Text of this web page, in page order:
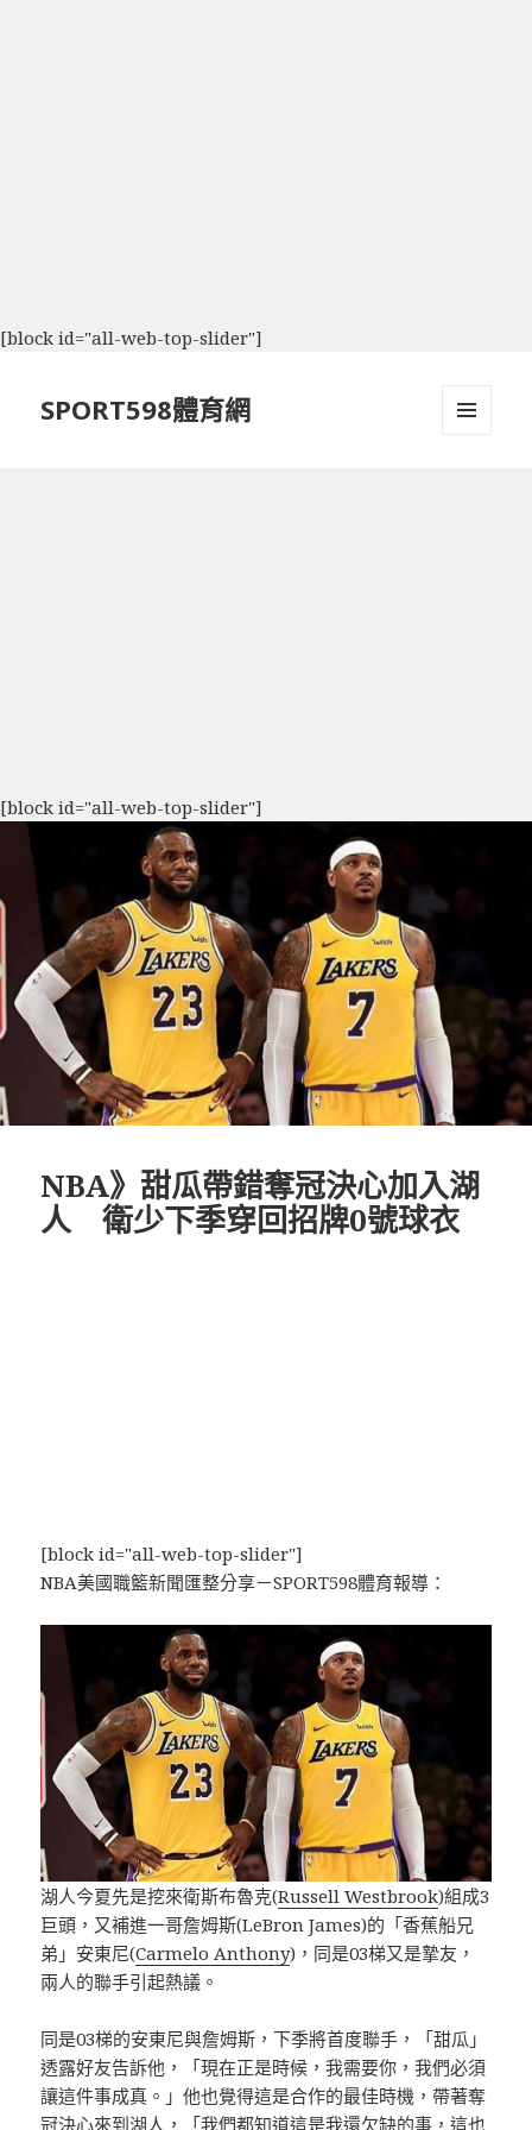
[block id="all-web-top-slider"]
SPORT598體育網
[block id="all-web-top-slider"]
NBA》甜瓜帶錯奪冠決心加入湖
人 衛少下季穿回招牌0號球衣
[block id="all-web-top-slider"]
NBA美國職籃新聞匯整分享－SPORT598體育報導：
湖人今夏先是挖來衛斯布魯克(Russell Westbrook)組成3
巨頭，又補進一哥詹姆斯(LeBron James)的「香蕉船兄
弟」安東尼(Carmelo Anthony)，同是03梯又是摯友，
兩人的聯手引起熱議。
同是03梯的安東尼與詹姆斯，下季將首度聯手，「甜瓜」
透露好友告訴他，「現在正是時候，我需要你，我們必須
讓這件事成真。」他也覺得這是合作的最佳時機，帶著奪
冠決心來到湖人，「我們都知道這是我還欠缺的事，這也